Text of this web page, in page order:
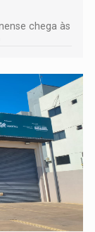
chega às